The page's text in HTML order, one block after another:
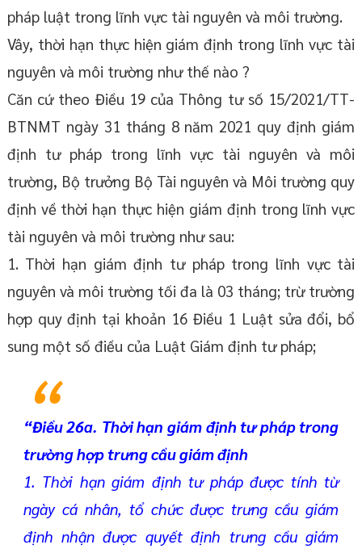
pháp luật trong lĩnh vực tài nguyên và môi trường.
Vây, thời hạn thực hiện giám định trong lĩnh vực tài
nguyên và môi trường như thế nào ?
Căn cứ theo Điều 19 của Thông tư số 15/2021/TT-
BTNMT ngày 31 tháng 8 năm 2021 quy định giám
định tư pháp trong lĩnh vực tài nguyên và môi
trường, Bộ trưởng Bộ Tài nguyên và Môi trường quy
định về thời hạn thực hiện giám định trong lĩnh vực
tài nguyên và môi trường như sau:
1. Thời hạn giám định tư pháp trong lĩnh vực tài
nguyên và môi trường tối đa là 03 tháng; trừ trường
hợp quy định tại khoản 16 Điều 1 Luật sửa đổi, bổ
sung một số điều của Luật Giám định tư pháp;
“Điều 26a. Thời hạn giám định tư pháp trong
trường hợp trưng cầu giám định
1. Thời hạn giám định tư pháp được tính từ
ngày cá nhân, tổ chức được trưng cầu giám
định nhận được quyết định trưng cầu giám